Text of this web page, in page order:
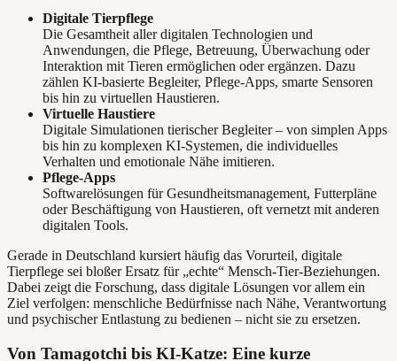
Digitale Tierpflege
Die Gesamtheit aller digitalen Technologien und
Anwendungen, die Pflege, Betreuung, Überwachung oder
Interaktion mit Tieren ermöglichen oder ergänzen. Dazu
zählen KI-basierte Begleiter, Pflege-Apps, smarte Sensoren
bis hin zu virtuellen Haustieren.
Virtuelle Haustiere
Digitale Simulationen tierischer Begleiter – von simplen Apps
bis hin zu komplexen KI-Systemen, die individuelles
Verhalten und emotionale Nähe imitieren.
Pflege-Apps
Softwarelösungen für Gesundheitsmanagement, Futterpläne
oder Beschäftigung von Haustieren, oft vernetzt mit anderen
digitalen Tools.
Gerade in Deutschland kursiert häufig das Vorurteil, digitale
Tierpflege sei bloßer Ersatz für „echte“ Mensch-Tier-Beziehungen.
Dabei zeigt die Forschung, dass digitale Lösungen vor allem ein
Ziel verfolgen: menschliche Bedürfnisse nach Nähe, Verantwortung
und psychischer Entlastung zu bedienen – nicht sie zu ersetzen.
Von Tamagotchi bis KI-Katze: Eine kurze